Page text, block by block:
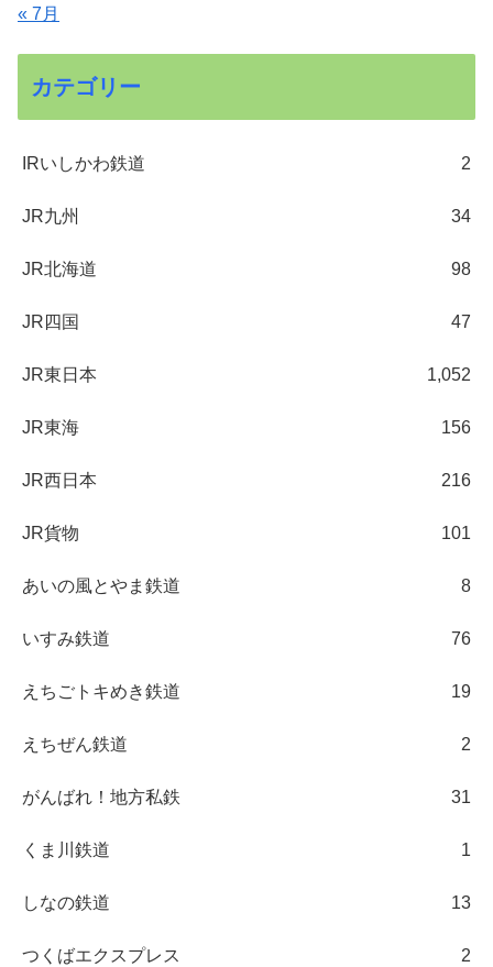
« 7月
カテゴリー
IRいしかわ鉄道 2
JR九州 34
JR北海道 98
JR四国 47
JR東日本 1,052
JR東海 156
JR西日本 216
JR貨物 101
あいの風とやま鉄道 8
いすみ鉄道 76
えちごトキめき鉄道 19
えちぜん鉄道 2
がんばれ！地方私鉄 31
くま川鉄道 1
しなの鉄道 13
つくばエクスプレス 2